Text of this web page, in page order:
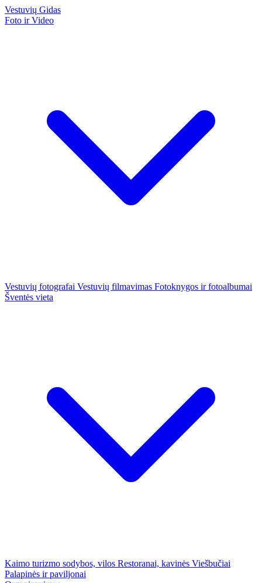
Vestuvių Gidas
Foto ir Video
Vestuvių fotografai Vestuvių filmavimas Fotoknygos ir fotoalbumai
Šventės vieta
Kaimo turizmo sodybos, vilos Restoranai, kavinės Viešbučiai
Palapinės ir paviljonai